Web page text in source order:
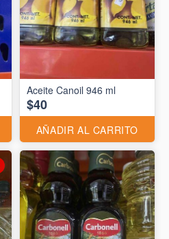
Aceite Canoil 946 ml
$40
AÑADIR AL CARRITO